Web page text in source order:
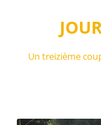
Un treizième